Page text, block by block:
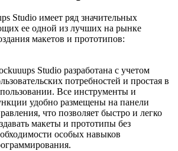
Studio имеет ряд значительных
ее одной из лучших на рынке
макетов и прототипов:
Studio разработана с учетом
потребностей и простая в
Все инструменты и
удобно размещены на панели
что позволяет быстро и легко
макеты и прототипы без
особых навыков